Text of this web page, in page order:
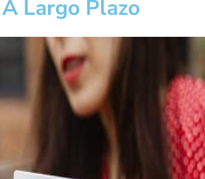
Largo Plazo